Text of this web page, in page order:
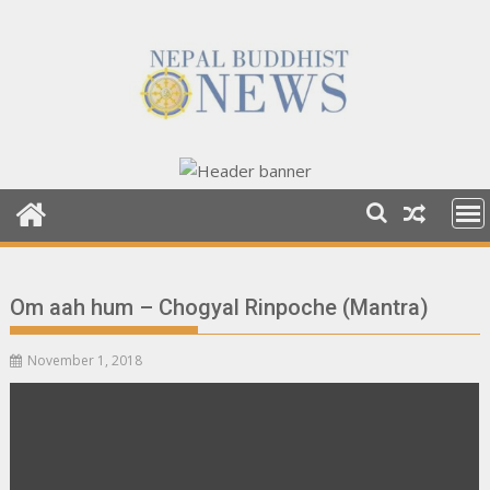
Om aah hum – Chogyal Rinpoche (Mantra)
November 1, 2018